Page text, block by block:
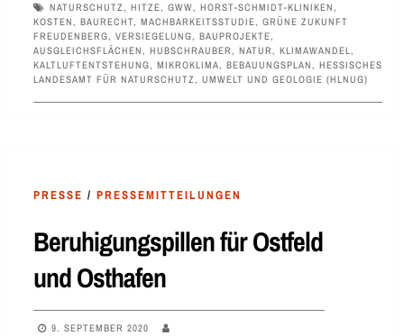
NATURSCHUTZ, HITZE, GWW, HORST-SCHMIDT-KLINIKEN,
KOSTEN, BAURECHT, MACHBARKEITSSTUDIE, GRÜNE ZUKUNFT
FREUDENBERG, VERSIEGELUNG, BAUPROJEKTE,
AUSGLEICHSFLÄCHEN, HUBSCHRAUBER, NATUR, KLIMAWANDEL,
KALTLUFTENTSTEHUNG, MIKROKLIMA, BEBAUUNGSPLAN, HESSISCHES
LANDESAMT FÜR NATURSCHUTZ, UMWELT UND GEOLOGIE (HLNUG)
PRESSE / PRESSEMITTEILUNGEN
Beruhigungspillen für Ostfeld
und Osthafen
9. SEPTEMBER 2020